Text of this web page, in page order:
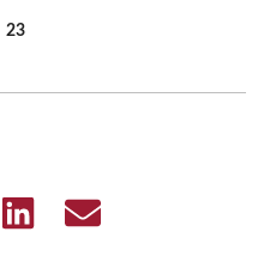
23
Share
Share